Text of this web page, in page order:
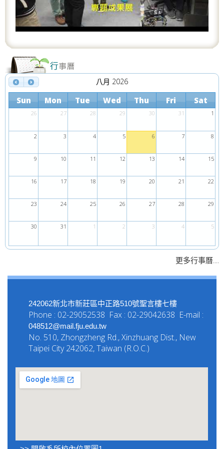
八月 2026
Sun Mon Tue Wed Thu Fri Sat
26 27 28 29 30 31 1
2 3 4 5 6 7 8
9 10 11 12 13 14 15
16 17 18 19 20 21 22
23 24 25 26 27 28 29
30 31 1 2 3 4 5
更多行事曆....
242062新北市新莊區中正路510號聖言樓七樓
Phone : 02-29052538 Fax : 02-29042638 E-mail :
048512@mail.fju.edu.tw
No. 510, Zhongzheng Rd., Xinzhuang Dist., New
Taipei City 242062, Taiwan (R.O.C.)